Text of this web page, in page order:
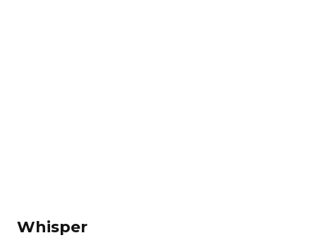
Whisper